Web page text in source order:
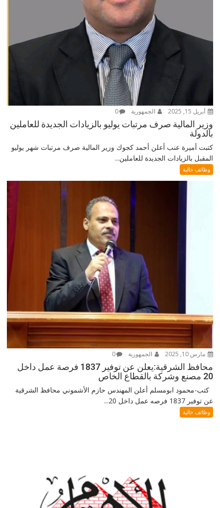
أبريل 15, 2025 الجمهورية 0
وزير المالية صرف مرتبات يوليو بالزيادات الجديدة للعاملين
بالدولة
كتبت أميرة عنب أعلن أحمد كجوك وزير المالية صرف مرتبات شهر يوليو
المقبل بالزيادات الجديدة للعاملين...
وظائف خالية
مارس 10, 2025 الجمهورية 0
محافظ الشرقية:يعلن عن توفير 1837 فرصة عمل داخل
20 مصنع وشركة بالقطاع الخاص
كتب-محمود ابومسلم أعلن المهندس حازم الأشموني محافظ الشرقية
عن توفير 1837 فرصه عمل داخل 20...
وظائف خالية